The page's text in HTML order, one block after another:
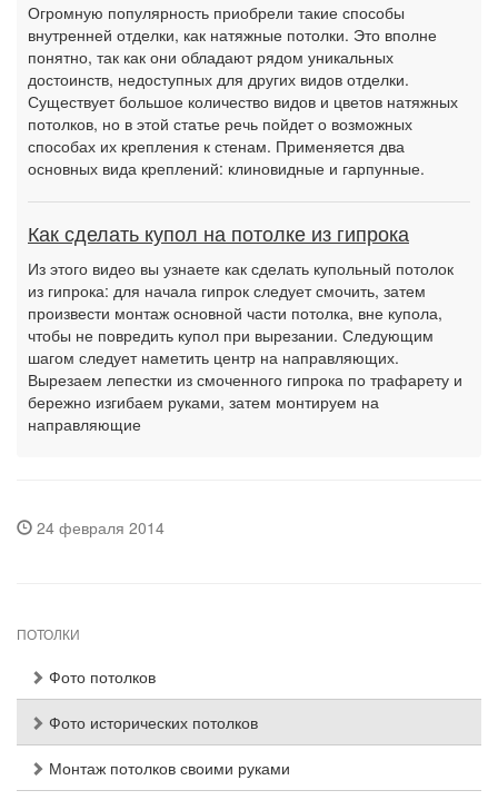
Огромную популярность приобрели такие способы
внутренней отделки, как натяжные потолки. Это вполне
понятно, так как они обладают рядом уникальных
достоинств, недоступных для других видов отделки.
Существует большое количество видов и цветов натяжных
потолков, но в этой статье речь пойдет о возможных
способах их крепления к стенам. Применяется два
основных вида креплений: клиновидные и гарпунные.
Как сделать купол на потолке из гипрока
Из этого видео вы узнаете как сделать купольный потолок
из гипрока: для начала гипрок следует смочить, затем
произвести монтаж основной части потолка, вне купола,
чтобы не повредить купол при вырезании. Следующим
шагом следует наметить центр на направляющих.
Вырезаем лепестки из смоченного гипрока по трафарету и
бережно изгибаем руками, затем монтируем на
направляющие
24 февраля 2014
ПОТОЛКИ
Фото потолков
Фото исторических потолков
Монтаж потолков своими руками